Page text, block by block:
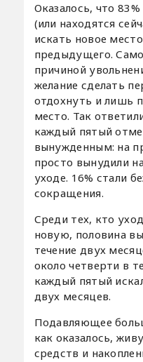
Оказалось, что
(или находятся
искать новое
предыдущего.
причиной
желание сделать
отдохнуть и лишь
место. Так
каждый пятый
вынужденным: на
просто вынудили
уходе. 16% стали
сокращения.
Среди тех, кто
новую, половина
течение двух
около четверти в
каждый пятый
двух месяцев.
Подавляющее
как оказалось,
средств и